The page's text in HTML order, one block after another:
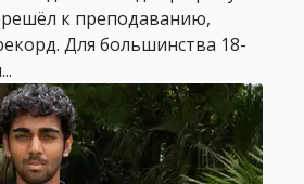
к преподаванию,
Для большинства 18-